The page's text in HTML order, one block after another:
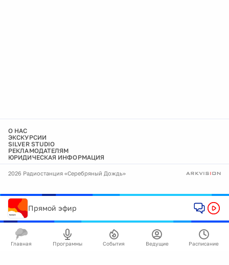
О НАС
ЭКСКУРСИИ
SILVER STUDIO
РЕКЛАМОДАТЕЛЯМ
ЮРИДИЧЕСКАЯ ИНФОРМАЦИЯ
2026 Радиостанция «Серебряный Дождь»
Прямой эфир
Главная Программы События Ведущие Расписание